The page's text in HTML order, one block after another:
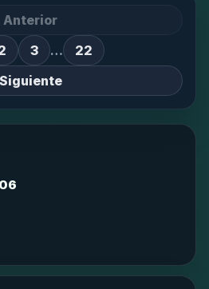
Anterior
3 …
22
Siguiente